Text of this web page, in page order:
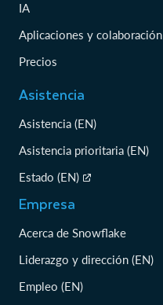
IA
Aplicaciones y colaboración
Precios
Asistencia
Asistencia (EN)
Asistencia prioritaria (EN)
Estado (EN)
Empresa
Acerca de Snowflake
Liderazgo y dirección (EN)
Empleo (EN)